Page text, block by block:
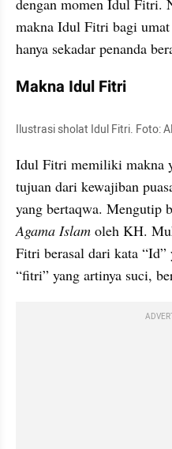
dengan momen Idul Fitri.
makna Idul Fitri bagi
hanya sekadar penanda
Makna Idul Fitri
Ilustrasi sholat Idul Fitri. Foto:
Idul Fitri memiliki makna
tujuan dari kewajiban
yang bertaqwa. Mengutip
Agama Islam oleh KH.
Fitri berasal dari kata
“fitri” yang artinya suci,